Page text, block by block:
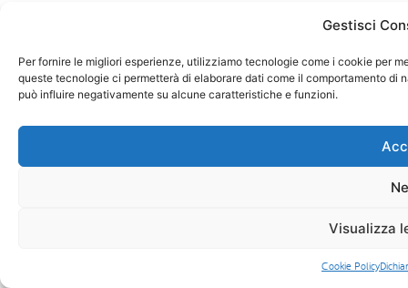
Gestisci
Per fornire le migliori esperienze, utilizziamo tecnologie come i cookie per
queste tecnologie ci permetterà di elaborare dati come il comportamento
può influire negativamente su alcune caratteristiche e funzioni.
Visualizza
Cookie Policy